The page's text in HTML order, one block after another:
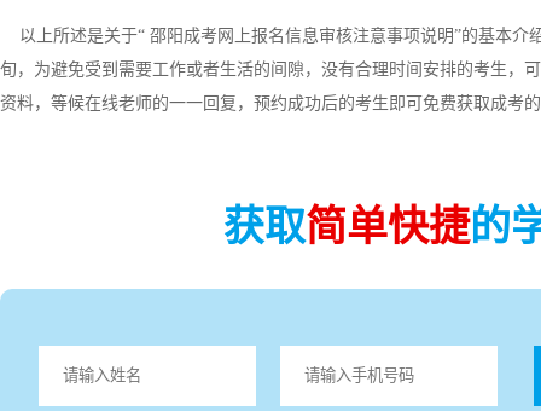
以上所述是关于“ 邵阳成考网上报名信息审核注意事项说明”的基本介
旬，为避免受到需要工作或者生活的间隙，没有合理时间安排的考生，
资料，等候在线老师的一一回复，预约成功后的考生即可免费获取成考
获取简单快捷的